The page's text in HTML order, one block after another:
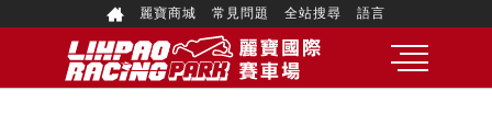
麗寶商城 常見問題 全站搜尋 語言